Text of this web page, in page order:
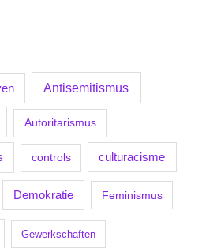
Antisemitismus
Autoritarismus
controls culturacisme
Demokratie Feminismus
Gewerkschaften